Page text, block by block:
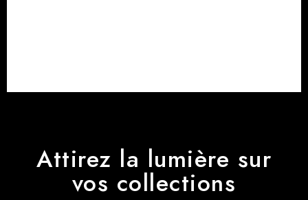
Attirez la lumière sur
vos collections